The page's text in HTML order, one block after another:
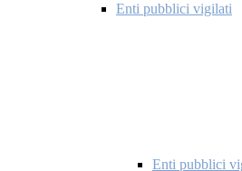
Enti pubblici vigilati
Enti pubblici